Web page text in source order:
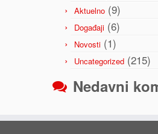
Aktuelno (9)
Događaji (6)
Novosti (1)
Uncategorized (215)
Nedavni